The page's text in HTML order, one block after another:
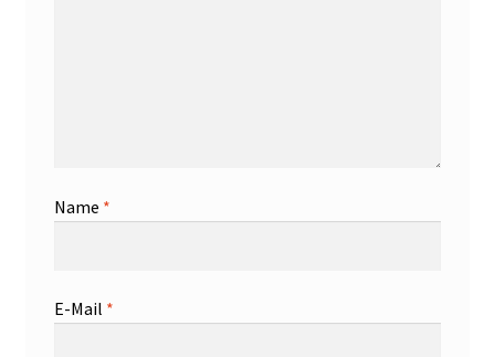
Name *
E-Mail *